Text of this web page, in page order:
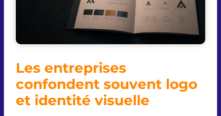
Les entreprises
confondent souvent logo
et identité visuelle